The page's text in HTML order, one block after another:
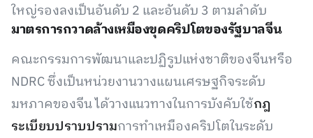
ใหญ่รองลงเป็นอันดับ 2 และอันดับ 3 ตามลำดับ
มาตรการกวาดล้างเหมืองขุดคริปโตของรัฐบาลจีน
คณะกรรมการพัฒนาและปฏิรูปแห่งชาติของจีนหรือ
NDRC ซึ่งเป็นหน่วยงานวางแผนเศรษฐกิจระดับ
มหภาคของจีน ได้วางแนวทางในการบังคับใช้กฎ
ระเบียบปราบปรามการทำเหมืองคริปโตในระดับ